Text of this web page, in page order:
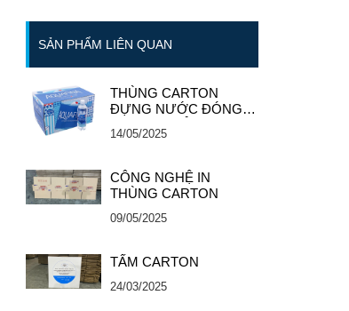
SẢN PHẨM LIÊN QUAN
THÙNG CARTON
ĐỰNG NƯỚC ĐÓNG
14/05/2025
CÔNG NGHỆ IN
THÙNG CARTON
09/05/2025
TẤM CARTON
24/03/2025